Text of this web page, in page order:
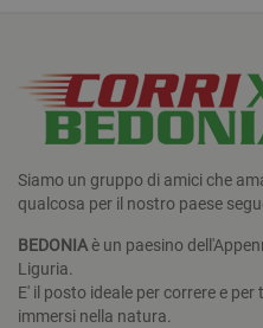
Siamo un gruppo di amici che
qualcosa per il nostro paese
BEDONIAè un paesino
Liguria.
E' il posto ideale per correre e
immersi nella natura.